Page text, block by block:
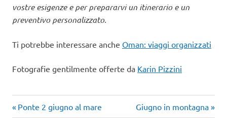
vostre esigenze e per prepararvi un itinerario e un
preventivo personalizzato.
Ti potrebbe interessare anche Oman: viaggi organizzati
Fotografie gentilmente offerte da Karin Pizzini
Navigazione
Articolo
precedente:
Ponte 2 giugno al mare
Articolo
successivo:
Giugno in montagna